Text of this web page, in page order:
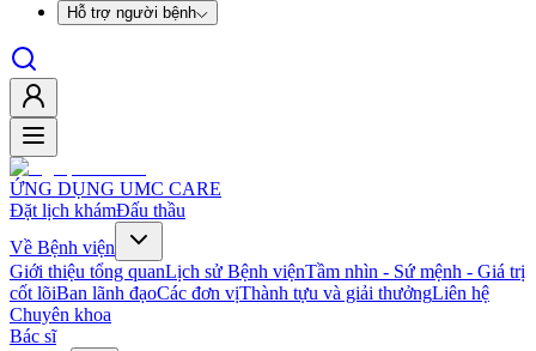
Hỗ trợ người bệnh
ỨNG DỤNG UMC CARE
Đặt lịch khámĐấu thầu
Về Bệnh viện
Giới thiệu tổng quanLịch sử Bệnh việnTầm nhìn - Sứ mệnh - Giá trị
cốt lõiBan lãnh đạoCác đơn vịThành tựu và giải thưởngLiên hệ
Chuyên khoa
Bác sĩ